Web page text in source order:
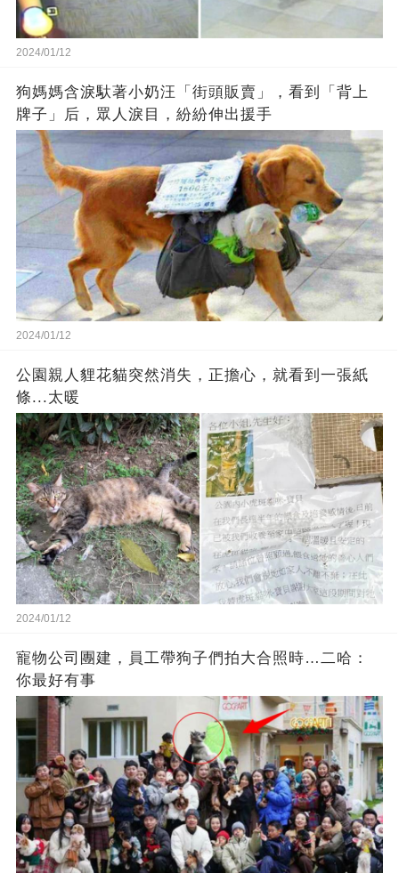
2024/01/12
狗媽媽含淚馱著小奶汪「街頭販賣」，看到「背上
牌子」后，眾人淚目，紛紛伸出援手
2024/01/12
公園親人貍花貓突然消失，正擔心，就看到一張紙
條...太暖
2024/01/12
寵物公司團建，員工帶狗子們拍大合照時…二哈：
你最好有事